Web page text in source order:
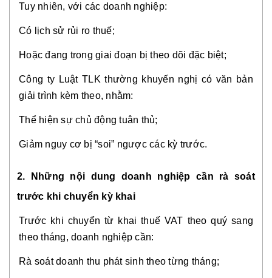
Tuy nhiên, với các doanh nghiệp:
Có lịch sử rủi ro thuế;
Hoặc đang trong giai đoạn bị theo dõi đặc biệt;
Công ty Luật TLK thường khuyến nghị có văn bản
giải trình kèm theo, nhằm:
Thể hiện sự chủ động tuân thủ;
Giảm nguy cơ bị “soi” ngược các kỳ trước.
2. Những nội dung doanh nghiệp cần rà soát
trước khi chuyển kỳ khai
Trước khi chuyển từ khai thuế VAT theo quý sang
theo tháng, doanh nghiệp cần:
Rà soát doanh thu phát sinh theo từng tháng;